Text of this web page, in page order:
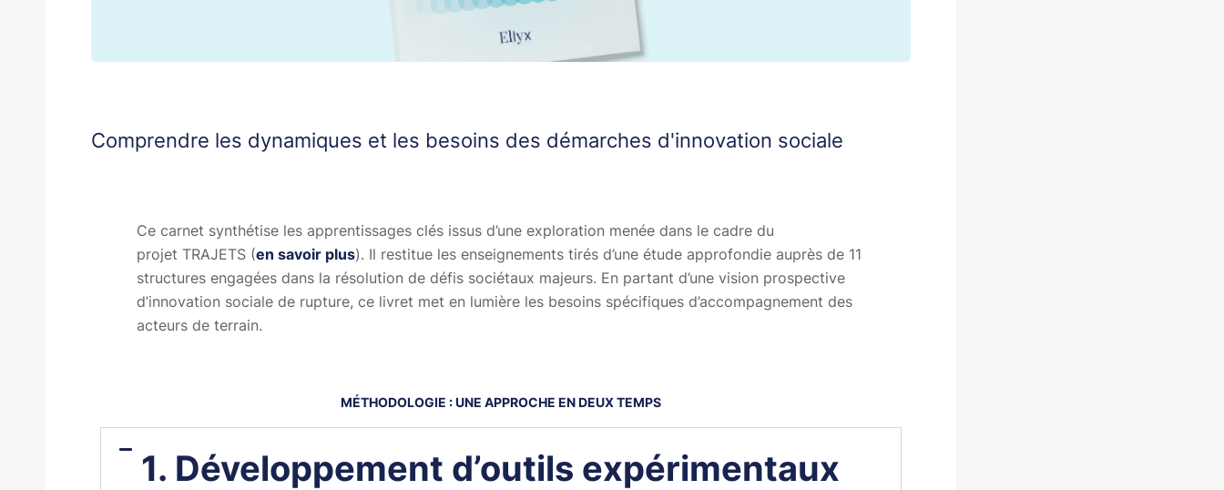
Comprendre les dynamiques et les besoins des démarches d'innovation sociale
Ce carnet synthétise les apprentissages clés issus d’une exploration menée dans le cadre du
projet TRAJETS (en savoir plus). Il restitue les enseignements tirés d’une étude approfondie auprès de 11
structures engagées dans la résolution de défis sociétaux majeurs. En partant d’une vision prospective
d’innovation sociale de rupture, ce livret met en lumière les besoins spécifiques d’accompagnement des
acteurs de terrain.
MÉTHODOLOGIE : UNE APPROCHE EN DEUX TEMPS
1. Développement d’outils expérimentaux